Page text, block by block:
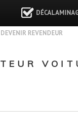
DEVENIR REVENDEUR